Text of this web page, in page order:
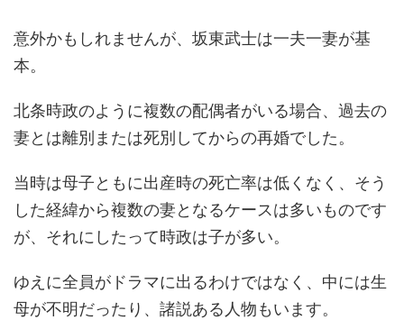
意外かもしれませんが、坂東武士は一夫一妻が基
本。
北条時政のように複数の配偶者がいる場合、過去の
妻とは離別または死別してからの再婚でした。
当時は母子ともに出産時の死亡率は低くなく、そう
した経緯から複数の妻となるケースは多いものです
が、それにしたって時政は子が多い。
ゆえに全員がドラマに出るわけではなく、中には生
母が不明だったり、諸説ある人物もいます。